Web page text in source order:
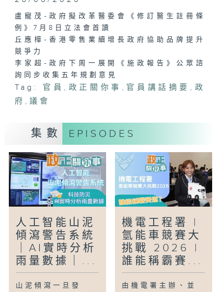
盧寵茂-政府擬改革醫委會《修訂醫生註冊條
例》7月8日立法會首讀
丘應樺-香港零售業續增長政府協助品牌提升
競爭力
李家超-政府下周一展開《施政報告》公眾諮
詢同步收集五年規劃意見
Tag: 官員 , 政正關你事 , 官員講話摘要 , 政
府 ,議會
集數 EPISODES
人工智能山泥
傾瀉警告系統
｜AI實時分析
雨量數據｜...
山泥傾瀉一旦發
機電工程署 |
氫能車競賽大
挑戰 2026 |
誰能稱霸賽...
由機電署主辦、並